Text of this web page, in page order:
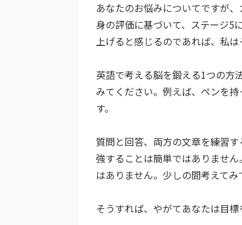
あなたのお悩みについてですが
身の評価に基づいて、ステージ5
上げると感じるのであれば、私は
英語で考える脳を鍛える1つの方
みてください。例えば、ペンを
す。
質問と回答、両方の文章を練習
強することは簡単ではありませ
はありません。少しの間考えて
そうすれば、やがてあなたは目